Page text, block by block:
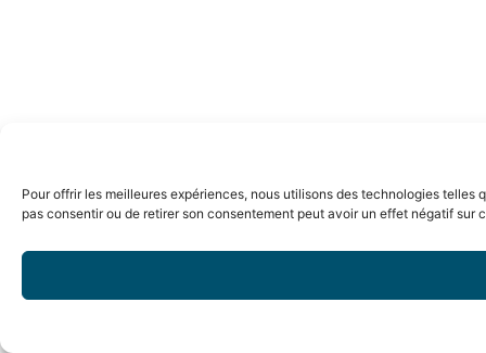
Pour offrir les meilleures expériences, nous utilisons des technologies
pas consentir ou de retirer son consentement peut avoir un effet négatif sur